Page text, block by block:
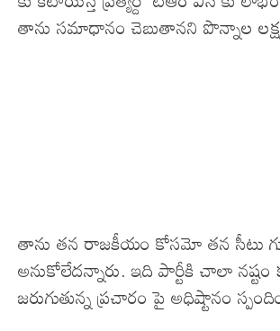
తాను సమాధానం చెబుతానని పొన్నాల
తాను తన రాజకీయం కోసమో తన సీటు
అనుకోలేదన్నారు. ఇది పార్టీకి చాలా
జరుగుతున్న ప్రచారం పై అధిష్టానం